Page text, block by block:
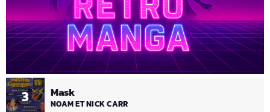
3 Mask
NOAM ET NICK CARR